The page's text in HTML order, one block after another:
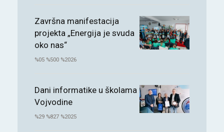
Završna manifestacija
projekta „Energija je svuda
oko nas“
%05 %500 %2026
Dani informatike u školama
Vojvodine
%29 %827 %2025